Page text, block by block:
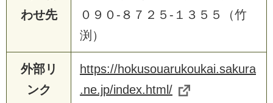
わせ先
０９０-８７２５-１３５５（竹
渕）
外部リ
ンク
https://hokusouarukoukai.sakura
.ne.jp/index.html/